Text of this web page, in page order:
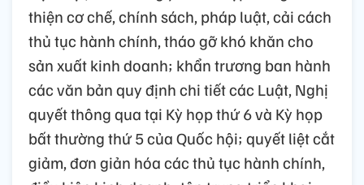
thiện cơ chế, chính sách, pháp luật, cải cách
thủ tục hành chính, tháo gỡ khó khăn cho
sản xuất kinh doanh; khẩn trương ban hành
các văn bản quy định chi tiết các Luật, Nghị
quyết thông qua tại Kỳ họp thứ 6 và Kỳ họp
bất thường thứ 5 của Quốc hội; quyết liệt cắt
giảm, đơn giản hóa các thủ tục hành chính,